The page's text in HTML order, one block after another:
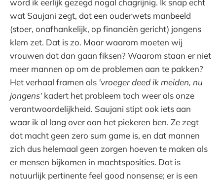
word ik eerlijk gezegd nogal chagrijnig. Ik snap echt
wat Saujani zegt, dat een ouderwets manbeeld
(stoer, onafhankelijk, op financiën gericht) jongens
klem zet. Dat is zo. Maar waarom moeten wij
vrouwen dat dan gaan fiksen? Waarom staan er niet
meer mannen op om de problemen aan te pakken?
Het verhaal framen als 'vroeger deed ik meiden, nu
jongens' kadert het probleem toch weer als onze
verantwoordelijkheid. Saujani stipt ook iets aan
waar ik al lang over aan het piekeren ben. Ze zegt
dat macht geen zero sum game is, en dat mannen
zich dus helemaal geen zorgen hoeven te maken als
er mensen bijkomen in machtsposities. Dat is
natuurlijk pertinente feel good nonsense; er is een